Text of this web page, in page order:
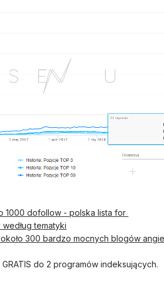
1000 dofollow - polska lista for
tematyki
300 bardzo mocnych blogów
do 2 programów indeksujących.